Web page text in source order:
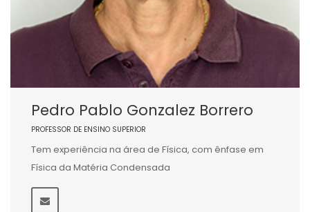
Pedro Pablo Gonzalez Borrero
PROFESSOR DE ENSINO SUPERIOR
Tem experiência na área de Física, com ênfase em
Física da Matéria Condensada